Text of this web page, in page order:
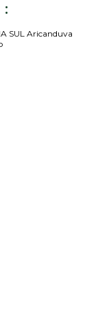
:
SUL Aricanduva